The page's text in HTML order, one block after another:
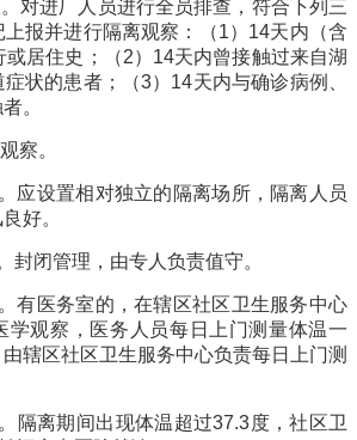
对进厂人员进行全员排查，符合下列三
报并进行隔离观察：（1）14天内（含
居住史；（2）14天内曾接触过来自湖
状的患者；（3）14天内与确诊病例、
。
察。
应设置相对独立的隔离场所，隔离人员
好。
封闭管理，由专人负责值守。
有医务室的，在辖区社区卫生服务中心
学观察，医务人员每日上门测量体温一
辖区社区卫生服务中心负责每日上门测
隔离期间出现体温超过37.3度，社区卫